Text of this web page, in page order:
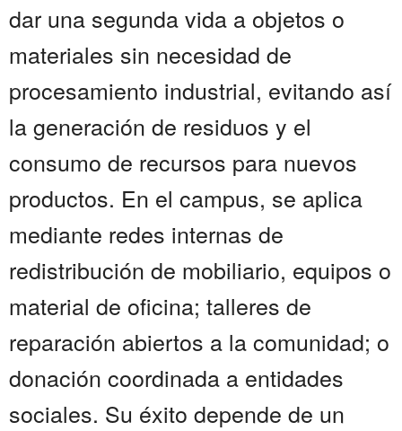
dar una segunda vida a objetos o
materiales sin necesidad de
procesamiento industrial, evitando así
la generación de residuos y el
consumo de recursos para nuevos
productos. En el campus, se aplica
mediante redes internas de
redistribución de mobiliario, equipos o
material de oficina; talleres de
reparación abiertos a la comunidad; o
donación coordinada a entidades
sociales. Su éxito depende de un